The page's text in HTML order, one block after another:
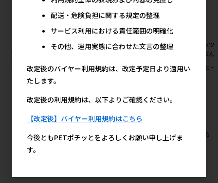
［ペットプロジャパン］業務用
薄型ペットシーツ ワイド 1ケー
参考上代
［ユニ・チャーム(ロット購
トブルージーンズ 46枚 ※ロッ
意下さい【メーカーフェア5】
［ペッ
ぶんぶん
メーカ
すべてのおすすめ商品を見る
配送・危険負担に関する規定の整理
サービス利用における責任範囲の明確化
その他、運用実態に合わせた文言の整理
改定後のバイヤー利用規約は、改定予定日より適用い
たします。
改定後の利用規約は、以下よりご確認ください。
【改定後】バイヤー利用規約はこちら
今後ともPETポチッとをよろしくお願い申し上げま
す。